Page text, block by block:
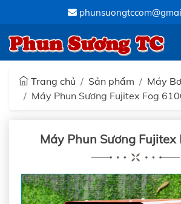
Phun Sương TC
Trang chủ Sản phẩm
Máy
Máy Phun Sương Fujitex Fog
Máy Phun Sương Fujitex